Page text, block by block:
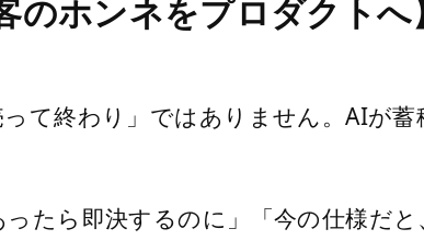
のホンネをプロダクト
て終わり」ではありません。AIが
ったら即決するのに」「今の仕様だ